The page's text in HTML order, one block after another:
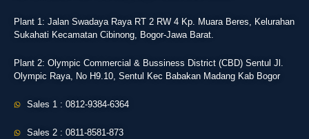
Plant 1: Jalan Swadaya Raya RT 2 RW 4 Kp. Muara Beres, Kelurahan
Sukahati Kecamatan Cibinong, Bogor-Jawa Barat.
Plant 2: Olympic Commercial & Bussiness District (CBD) Sentul Jl.
Olympic Raya, No H9.10, Sentul Kec Babakan Madang Kab Bogor
Sales 1 : 0812-9384-6364
Sales 2 : 0811-8581-873